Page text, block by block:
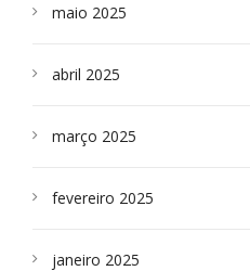
maio 2025
abril 2025
março 2025
fevereiro 2025
janeiro 2025